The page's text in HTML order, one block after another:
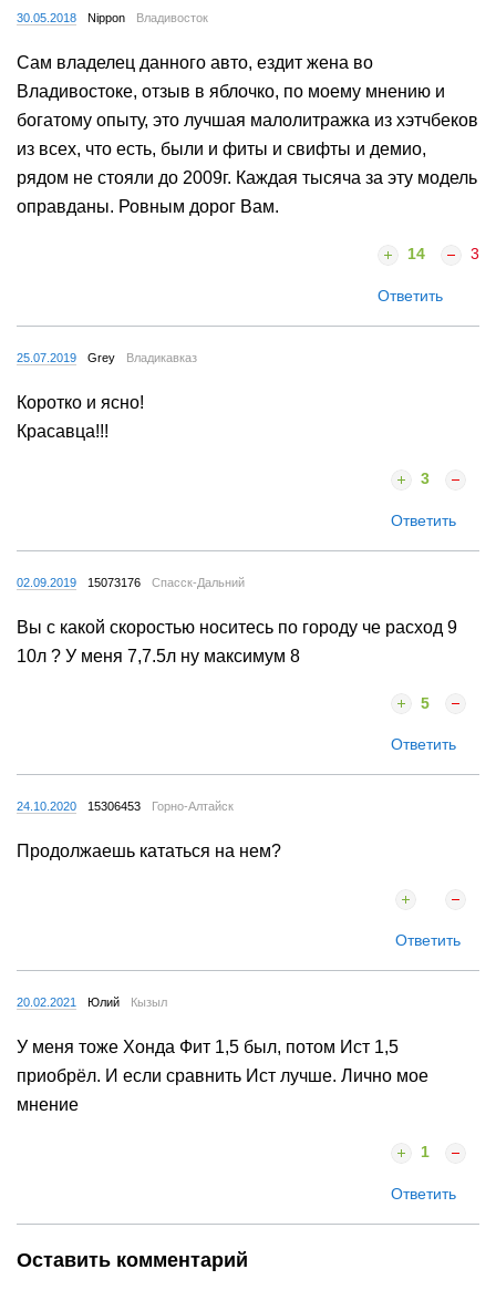
30.05.2018 Nippon Владивосток
Сам владелец данного авто, ездит жена во
Владивостоке, отзыв в яблочко, по моему мнению и
богатому опыту, это лучшая малолитражка из хэтчбеков
из всех, что есть, были и фиты и свифты и демио,
рядом не стояли до 2009г. Каждая тысяча за эту модель
оправданы. Ровным дорог Вам.
14 3
Ответить
25.07.2019 Grey Владикавказ
Коротко и ясно!
Красавца!!!
3
Ответить
02.09.2019 15073176 Спасск-Дальний
Вы с какой скоростью носитесь по городу че расход 9
10л ? У меня 7,7.5л ну максимум 8
5
Ответить
24.10.2020 15306453 Горно-Алтайск
Продолжаешь кататься на нем?
Ответить
20.02.2021 Юлий Кызыл
У меня тоже Хонда Фит 1,5 был, потом Ист 1,5
приобрёл. И если сравнить Ист лучше. Лично мое
мнение
1
Ответить
Оставить комментарий